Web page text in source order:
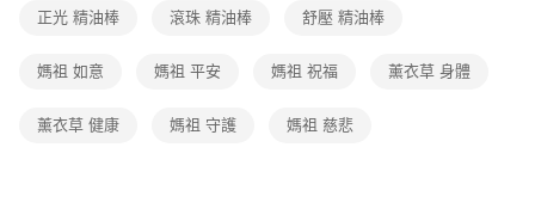
正光 精油棒 滾珠 精油棒 舒壓 精油棒
媽祖 如意 媽祖 平安 媽祖 祝福 薰衣草 身體
薰衣草 健康 媽祖 守護 媽祖 慈悲